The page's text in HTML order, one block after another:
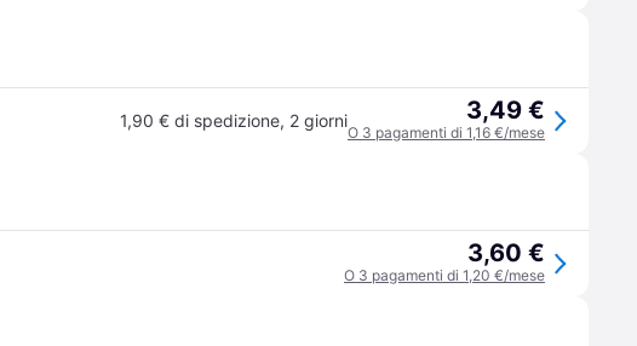
1,90 € di spedizione, 2 giorni 3,49 €
O 3 pagamenti di 1,16 €/mese
3,60 €
O 3 pagamenti di 1,20 €/mese